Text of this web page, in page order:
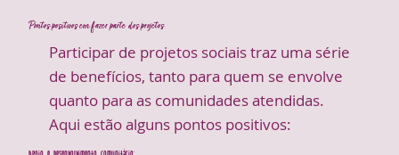
Pontos positivos em fazer parte dos projetos
Participar de projetos sociais traz uma série
de benefícios, tanto para quem se envolve
quanto para as comunidades atendidas.
Aqui estão alguns pontos positivos: